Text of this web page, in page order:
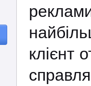
клієнт